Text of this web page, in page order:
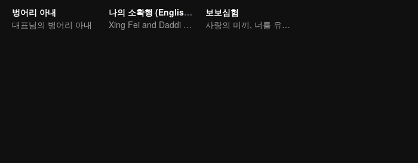
벙어리 아내
대표님의 벙어리 아내
나의 소확행 (English Ver.)
Xing Fei and Daddi Tang's sweet love story.
보보심험
사랑의 미끼, 너를 유혹하다